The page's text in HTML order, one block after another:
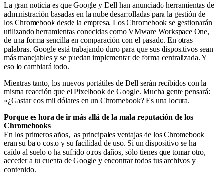
La gran noticia es que Google y Dell han anunciado herramientas de
administración basadas en la nube desarrolladas para la gestión de
los Chromebook desde la empresa. Los Chromebook se gestionarán
utilizando herramientas conocidas como VMware Workspace One,
de una forma sencilla en comparación con el pasado. En otras
palabras, Google está trabajando duro para que sus dispositivos sean
más manejables y se puedan implementar de forma centralizada. Y
eso lo cambiará todo.
Mientras tanto, los nuevos portátiles de Dell serán recibidos con la
misma reacción que el Pixelbook de Google. Mucha gente pensará:
«¿Gastar dos mil dólares en un Chromebook? Es una locura.
Porque es hora de ir más allá de la mala reputación de los
Chromebooks
En los primeros años, las principales ventajas de los Chromebook
eran su bajo costo y su facilidad de uso. Si un dispositivo se ha
caído al suelo o ha sufrido otros daños, sólo tienes que tomar otro,
acceder a tu cuenta de Google y encontrar todos tus archivos y
contenido.